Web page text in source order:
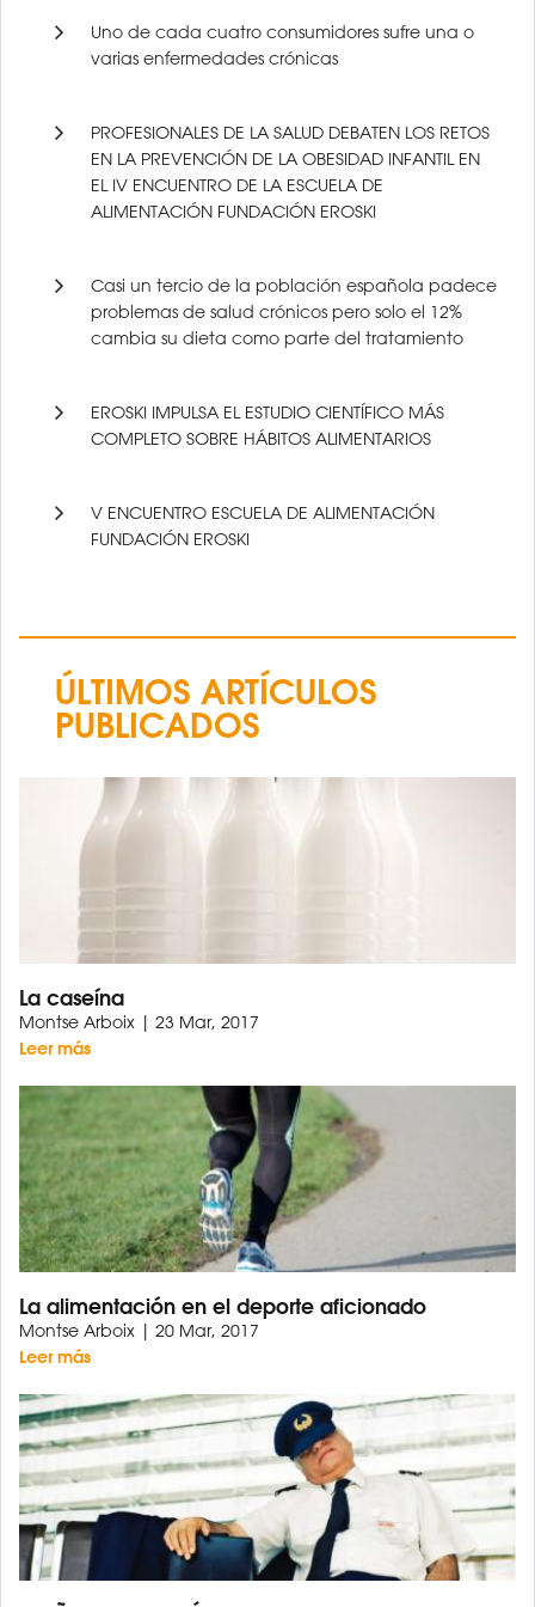
Uno de cada cuatro consumidores sufre una o
varias enfermedades crónicas
PROFESIONALES DE LA SALUD DEBATEN LOS RETOS
EN LA PREVENCIÓN DE LA OBESIDAD INFANTIL EN
EL IV ENCUENTRO DE LA ESCUELA DE
ALIMENTACIÓN FUNDACIÓN EROSKI
Casi un tercio de la población española padece
problemas de salud crónicos pero solo el 12%
cambia su dieta como parte del tratamiento
EROSKI IMPULSA EL ESTUDIO CIENTÍFICO MÁS
COMPLETO SOBRE HÁBITOS ALIMENTARIOS
V ENCUENTRO ESCUELA DE ALIMENTACIÓN
FUNDACIÓN EROSKI
ÚLTIMOS ARTÍCULOS
PUBLICADOS
La caseína
Montse Arboix | 23 Mar, 2017
Leer más
La alimentación en el deporte aficionado
Montse Arboix | 20 Mar, 2017
Leer más